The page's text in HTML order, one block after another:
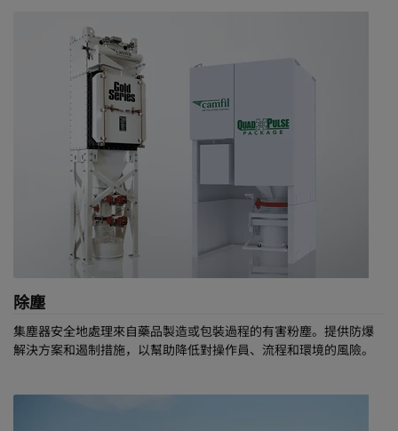
它是一種堅固的、滿焊、防洩漏解決方案，易於安裝、操作和維
Camfil製藥空氣過濾解決方案的優
通過專門的製藥空氣過濾和除塵解決方案，嚴格保護受控敏感生產
環境。您將擁有以下收益：
保護您的產品免受污染和交叉污染，提高產品品質
最大限度地減少產品拒收，降低責任風險
防止員工接觸強效化合物，保持高工作舒適度
防止化學品排放，保護環境
遵守環境和工作場所的嚴格規定
除塵
集塵器安全地處理來自藥品製造或包裝過程的有害粉塵。提供防爆
解決方案和遏制措施，以幫助降低對操作員、流程和環境的風險。